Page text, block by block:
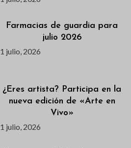
Farmacias de guardia para
julio 2026
1 julio, 2026
¿Eres artista? Participa en la
nueva edición de «Arte en
Vivo»
1 julio, 2026